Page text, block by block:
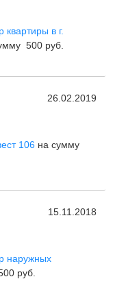
квартиры в г.
500 руб.
26.02.2019
106 на сумму
15.11.2018
наружных
руб.